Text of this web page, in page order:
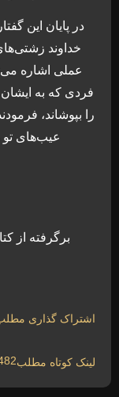
در پايان اين
خداوند
عملی اشاره
فردی كه به
را بپوشاند،
عيب‌های تو را
برگرفته از
اشتراک گذاری
لینک کوتاه مطلب